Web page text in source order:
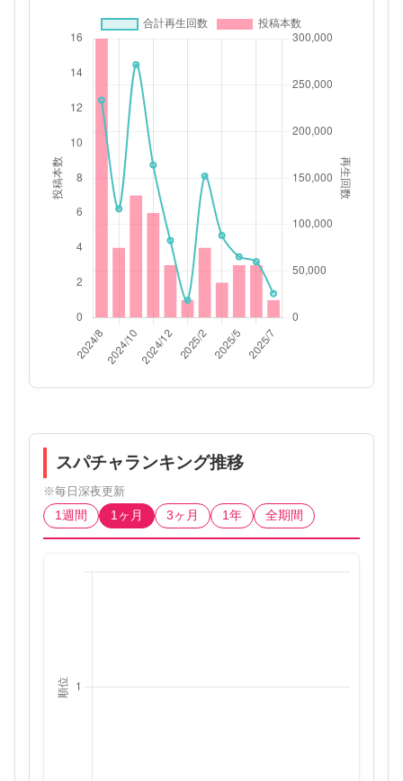
スパチャランキング推移
※毎日深夜更新
1週間
1ヶ月 3ヶ月 1年 全期間